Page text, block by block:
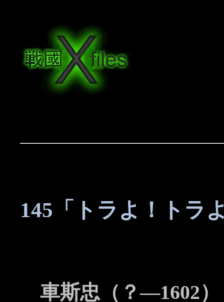
145「トラよ！トラ
車斯忠（？―1602）